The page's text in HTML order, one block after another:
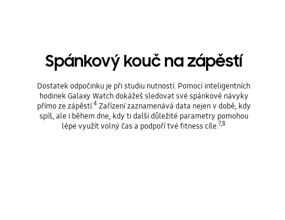
Spánkový kouč na zápěstí
Dostatek odpočinku je při studiu nutností. Pomocí inteligentních
hodinek Galaxy Watch dokážeš sledovat své spánkové návyky
přímo ze zápěstí.4 Zařízení zaznamenává data nejen v době, kdy
spíš, ale i během dne, kdy ti další důležité parametry pomohou
lépe využít volný čas a podpoří tvé fitness cíle.7,8